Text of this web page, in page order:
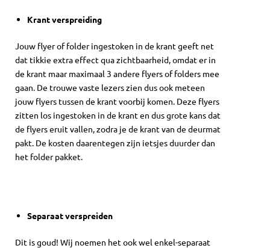
Krant verspreiding
Jouw flyer of folder ingestoken in de krant geeft net
dat tikkie extra effect qua zichtbaarheid, omdat er in
de krant maar maximaal 3 andere flyers of folders mee
gaan. De trouwe vaste lezers zien dus ook meteen
jouw flyers tussen de krant voorbij komen. Deze flyers
zitten los ingestoken in de krant en dus grote kans dat
de flyers eruit vallen, zodra je de krant van de deurmat
pakt. De kosten daarentegen zijn ietsjes duurder dan
het folder pakket.
Separaat verspreiden
Dit is goud! Wij noemen het ook wel enkel-separaat